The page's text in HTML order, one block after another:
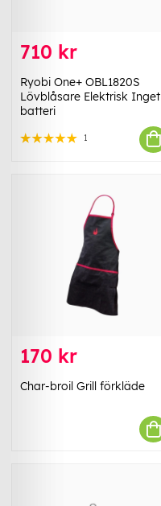
710 kr
Ryobi One+ OBL1820S
Lövblåsare Elektrisk Inget
batteri
1
170 kr
Char-broil Grill förkläde